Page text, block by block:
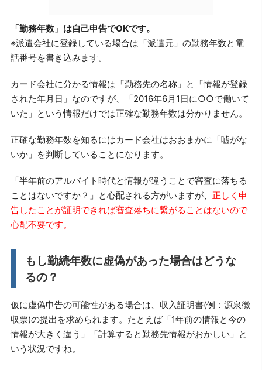
「勤務年数」は自己申告でOKです。
※派遣会社に登録している場合は「派遣元」の勤務年数と電
話番号を書き込みます。
カード会社に分かる情報は「勤務先の名称」と「情報が登録
された年月日」なのですが、「2016年6月1日に○○で働いて
いた」という情報だけでは正確な勤務年数は分かりません。
正確な勤務年数を知るにはカード会社はおおまかに「嘘がな
いか」を判断していることになります。
「半年前のアルバイト時代と情報が違うことで審査に落ちる
ことはないですか？」と心配される方がいますが、 正しく申
告したことが証明できれば審査落ちに繋がることはないので
心配不要です。
もし勤続年数に虚偽があった場合はどうな
るの？
仮に虚偽申告の可能性がある場合は、収入証明書(例：源泉徴
収票)の提出を求められます。たとえば「1年前の情報と今の
情報が大きく違う」「計算すると勤務先情報がおかしい」と
いう状況ですね。